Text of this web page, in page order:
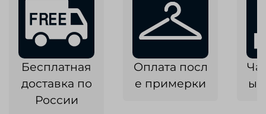
Бесплатная
доставка по
России
Оплата посл
е примерки